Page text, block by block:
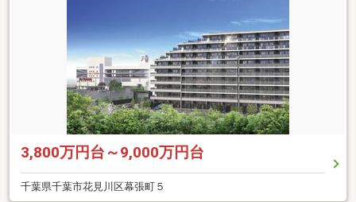
3,800万円台～9,000万円台
千葉県千葉市花見川区幕張町５